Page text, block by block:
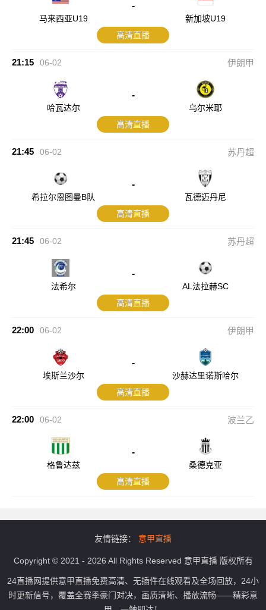
马来西亚U19
-
新加坡U19
高清直播
21:15 06-02 伊朗甲
哈瓦达尔
-
乌尔米耶
高清直播
21:45 06-02 苏丹超
希拉尔恩图曼B队
-
瓦德迈丹尼
高清直播
21:45 06-02 苏丹超
法希尔
-
AL法拉赫SC
高清直播
22:00 06-02 伊朗甲
埃斯兰沙尔
-
沙赫达里诺斯哈尔
高清直播
22:00 06-02 波兰乙
格鲁达兹
-
桑德克亚
高清直播
友情链接： 意甲直播
Copyright © 2021 - 2026 All Rights Reserved 意甲直播 版权所有
24直播网提供意甲直播免费高清、无插件在线观看及全场回放，24小
时更新信号，覆盖全赛季豪门对决，画质清晰、播放流畅——精彩意